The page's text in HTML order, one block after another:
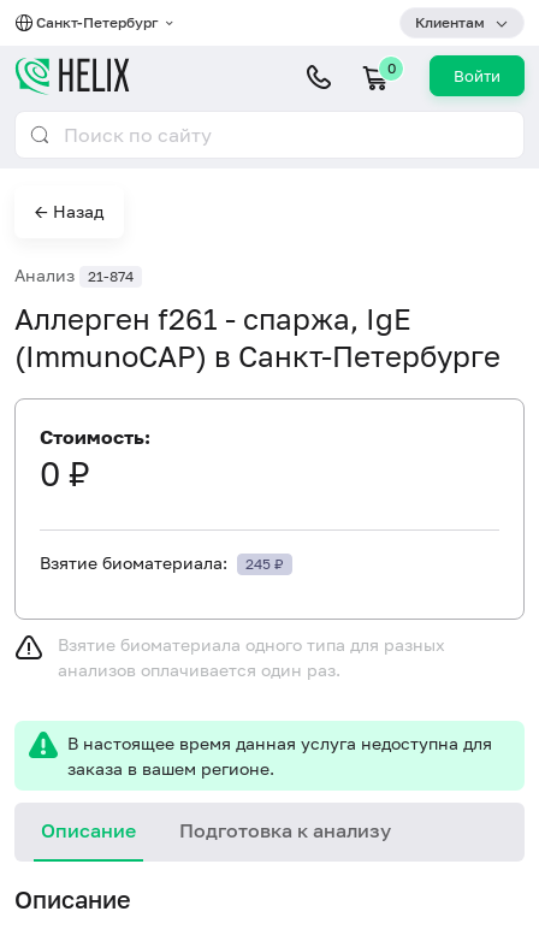
Санкт-Петербург Клиентам
0 Войти
← Назад
Анализ 21-874
Аллерген f261 - спаржа, IgE
(ImmunoCAP) в Санкт-Петербурге
Стоимость:
0 ₽
Взятие биоматериала: 245 ₽
Взятие биоматериала одного типа для разных
анализов оплачивается один раз.
В настоящее время данная услуга недоступна для
заказа в вашем регионе.
Описание Подготовка к анализу
Описание